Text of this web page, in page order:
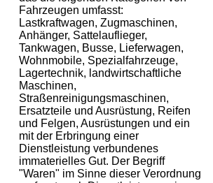
Fahrzeugen umfasst:
Lastkraftwagen, Zugmaschinen,
Anhänger, Sattelauflieger,
Tankwagen, Busse, Lieferwagen,
Wohnmobile, Spezialfahrzeuge,
Lagertechnik, landwirtschaftliche
Maschinen,
Straßenreinigungsmaschinen,
Ersatzteile und Ausrüstung, Reifen
und Felgen, Ausrüstungen und ein
mit der Erbringung einer
Dienstleistung verbundenes
immaterielles Gut. Der Begriff
"Waren" im Sinne dieser Verordnung